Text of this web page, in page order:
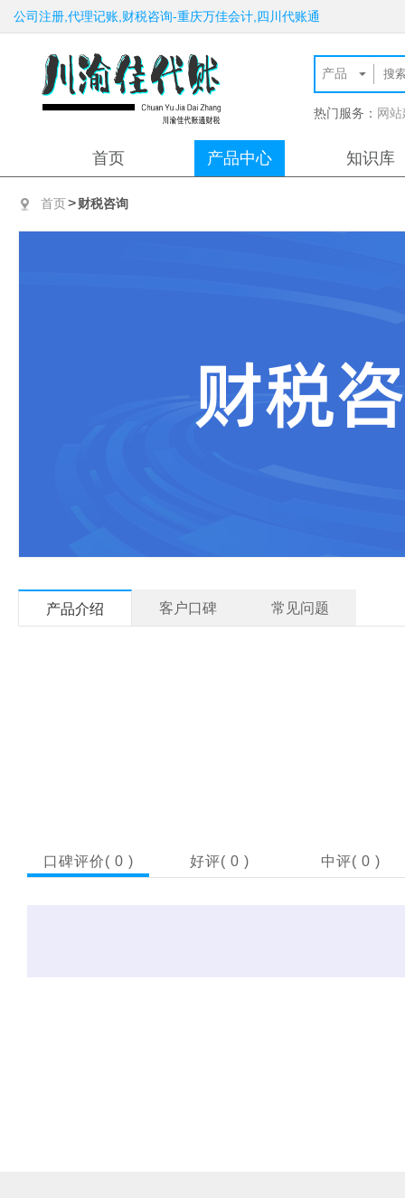
公司注册,代理记账,财税咨询-重庆万佳会计,四川代账通
热门服务： 网
首页 产品中心 知识库
首页> 财税咨询
产品介绍 客户口碑 常见问题
口碑评价( 0 ) 好评( 0 ) 中评( 0 )